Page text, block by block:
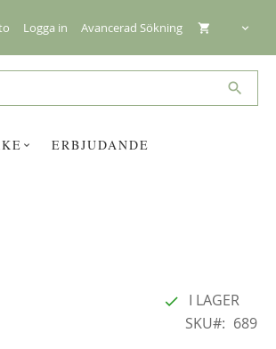
Logga in Avancerad Sökning
ERBJUDANDE
I LAGER
SKU
689